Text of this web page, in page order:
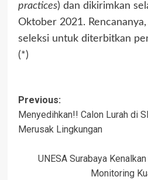
practices) dan dikirimkan
Oktober 2021.
seleksi untuk diterbitkan
(*)
Post
navigation
Previous:
Menyedihkan!! Calon Lurah di
Merusak Lingkungan
UNESA Surabaya
Monitoring